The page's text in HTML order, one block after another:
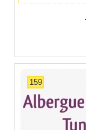
159